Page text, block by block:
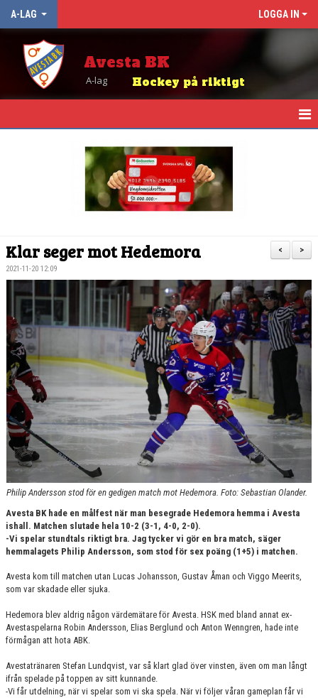
A-LAG LOGGA IN
Avesta BK
Hockey på riktigt
A-lag
MATCHER
TABELL OCH RESULTAT
KONTAKT
>
<
Klar seger mot Hedemora
2021-11-20 12:09
Philip Andersson stod för en gedigen match mot Hedemora. Foto: Sebastian Olander.
Avesta BK hade en målfest när man besegrade Hedemora hemma i Avesta
ishall. Matchen slutade hela 10-2 (3-1, 4-0, 2-0).
-Vi spelar stundtals riktigt bra. Jag tycker vi gör en bra match, säger
hemmalagets Philip Andersson, som stod för sex poäng (1+5) i matchen.
Avesta kom till matchen utan Lucas Johansson, Gustav Åman och Viggo Meerits,
som var skadade eller sjuka.
Hedemora blev aldrig någon värdemätare för Avesta. HSK med bland annat ex-
Avestaspelarna Robin Andersson, Elias Berglund och Anton Wenngren, hade inte
förmågan att hota ABK.
Avestatränaren Stefan Lundqvist, var så klart glad över vinsten, även om man långt
ifrån spelade på toppen av sitt kunnande.
-Vi får utdelning, när vi spelar som vi ska spela. När vi följer våran gameplan får vi